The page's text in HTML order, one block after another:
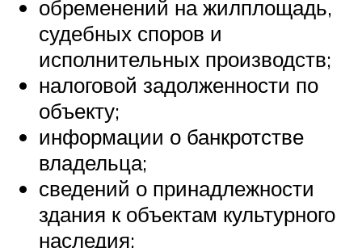
обременений на жилплощадь,
судебных споров и
исполнительных производств;
налоговой задолженности по
объекту;
информации о банкротстве
владельца;
сведений о принадлежности
здания к объектам культурного
наследия;